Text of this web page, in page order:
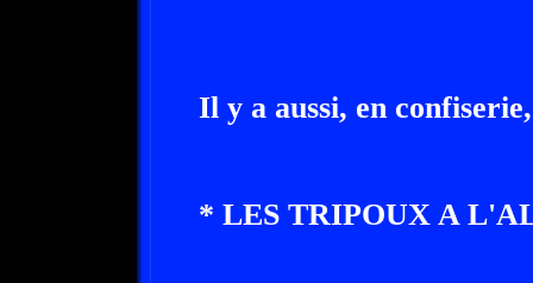
Il y a aussi, en
* LES TRIPOUX A